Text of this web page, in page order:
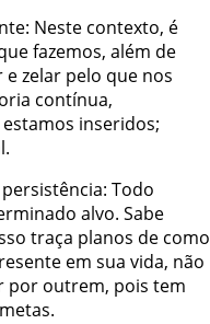
Neste contexto, é
fazemos, além de
zelar pelo que nos
contínua,
inseridos;
Todo
alvo. Sabe
traça planos de como
em sua vida, não
por outrem, pois tem